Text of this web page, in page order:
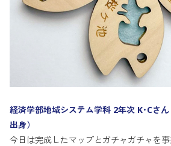
経済学部地域システム学科 2年次 K･Cさ
出身）
今日は完成したマップとガチャガチャを